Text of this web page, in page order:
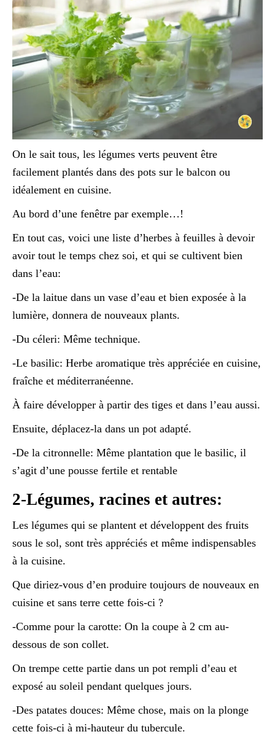
On le sait tous, les légumes verts peuvent être
facilement plantés dans des pots sur le balcon ou
idéalement en cuisine.
Au bord d’une fenêtre par exemple…!
En tout cas, voici une liste d’herbes à feuilles à devoir
avoir tout le temps chez soi, et qui se cultivent bien
dans l’eau:
-De la laitue dans un vase d’eau et bien exposée à la
lumière, donnera de nouveaux plants.
-Du céleri: Même technique.
-Le basilic: Herbe aromatique très appréciée en cuisine,
fraîche et méditerranéenne.
À faire développer à partir des tiges et dans l’eau aussi.
Ensuite, déplacez-la dans un pot adapté.
-De la citronnelle: Même plantation que le basilic, il
s’agit d’une pousse fertile et rentable
2-Légumes, racines et autres:
Les légumes qui se plantent et développent des fruits
sous le sol, sont très appréciés et même indispensables
à la cuisine.
Que diriez-vous d’en produire toujours de nouveaux en
cuisine et sans terre cette fois-ci ?
-Comme pour la carotte: On la coupe à 2 cm au-
dessous de son collet.
On trempe cette partie dans un pot rempli d’eau et
exposé au soleil pendant quelques jours.
-Des patates douces: Même chose, mais on la plonge
cette fois-ci à mi-hauteur du tubercule.